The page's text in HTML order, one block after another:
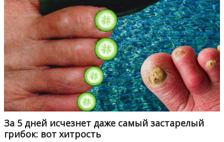
За 5 дней исчезнет даже самый застарелый
грибок: вот хитрость